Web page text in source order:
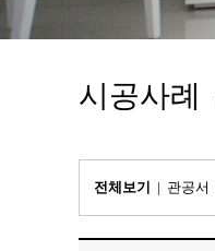
시공사례
전체보기 | 관공서